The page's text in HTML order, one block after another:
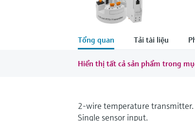
Tổng quan Tải tài liệu
Hiển thị tất cả sản phẩm trong
2-wire temperature transmitter.
Single sensor input.